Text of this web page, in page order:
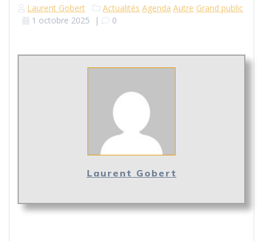
Laurent Gobert Actualités Agenda Autre Grand public
1 octobre 2025 | 0
Laurent Gobert